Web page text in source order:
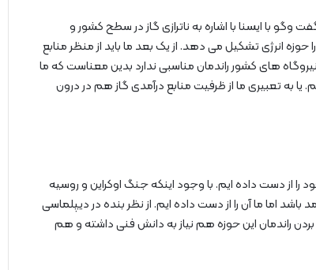
وگو با ایسنا با اشاره به ناترازی گاز در سطح کشور و
انرژی تشکیل می دهد. از یک بعد ما باید از منظر منابع
های کشور راندمان مناسبی ندارد بدین معناست که ما
به تعبیری ما از ظرفیت منابع درآمدی گاز هم در درون
را از دست داده ایم. با وجود اینکه جنگ اوکراین و روسیه
اما ما آن را از دست داده ایم. از نظر بنده در دیپلماسی
راندمان این حوزه هم نیاز به دانش فنی داشته و هم